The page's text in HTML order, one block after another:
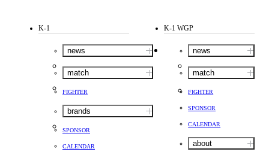
K-1
news
match
FIGHTER
brands
SPONSOR
CALENDAR
K-1 WGP
news
match
FIGHTER
SPONSOR
CALENDAR
about